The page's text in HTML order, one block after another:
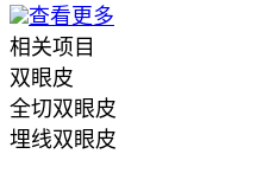
查看更多
相关项目
双眼皮
全切双眼皮
埋线双眼皮